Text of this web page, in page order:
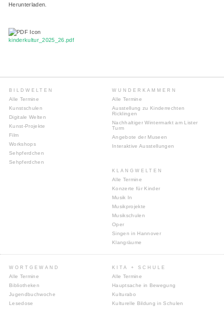
Herunterladen.
kinderkultur_2025_26.pdf
BILDWELTEN
Alle Termine
Kunstschulen
Digitale Welten
Kunst-Projekte
Film
Workshops
Sehpferdchen
Sehpferdchen
WUNDERKAMMERN
Alle Termine
Ausstellung zu Kinderrechten
Ricklingen
Nachhaltiger Wintermarkt am Lister
Turm
Angebote der Museen
Interaktive Ausstellungen
KLANGWELTEN
Alle Termine
Konzerte für Kinder
Musik In
Musikprojekte
Musikschulen
Oper
Singen in Hannover
Klangräume
WORTGEWAND
Alle Termine
Bibliotheken
Jugendbuchwoche
Lesedose
KITA + SCHULE
Alle Termine
Hauptsache in Bewegung
Kulturabo
Kulturelle Bildung in Schulen